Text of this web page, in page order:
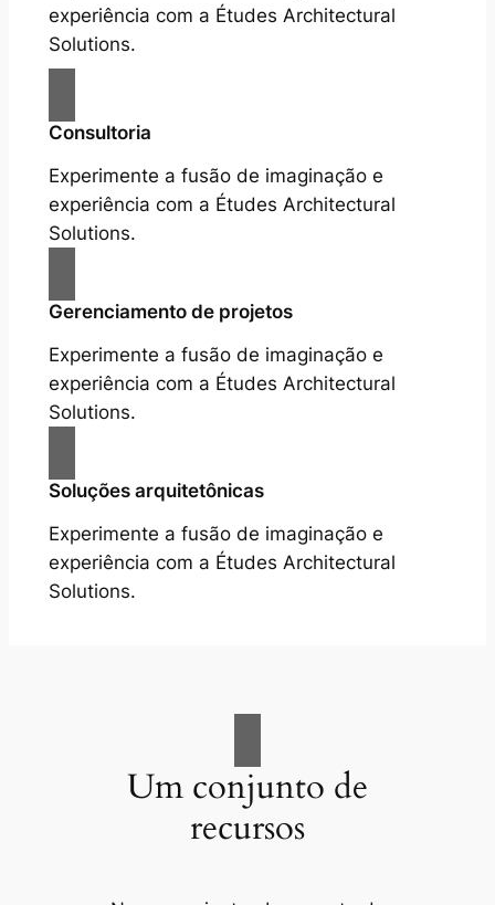
experiência com a Études Architectural
Solutions.
Consultoria
Experimente a fusão de imaginação e
experiência com a Études Architectural
Solutions.
Gerenciamento de projetos
Experimente a fusão de imaginação e
experiência com a Études Architectural
Solutions.
Soluções arquitetônicas
Experimente a fusão de imaginação e
experiência com a Études Architectural
Solutions.
Um conjunto de
recursos